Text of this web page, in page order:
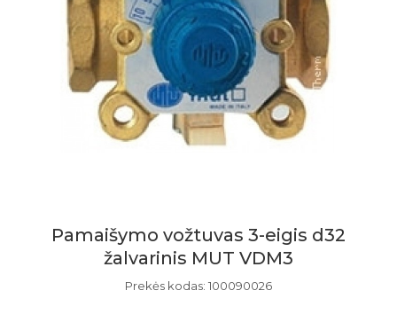
Pamaišymo vožtuvas 3-eigis d32
žalvarinis MUT VDM3
Prekės kodas: 100090026